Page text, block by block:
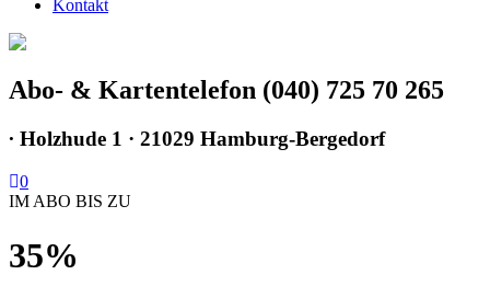
Kontakt
Abo- & Kartentelefon (040) 725 70 265
∙ Holzhude 1 · 21029 Hamburg-Bergedorf
0
IM ABO BIS ZU
35%